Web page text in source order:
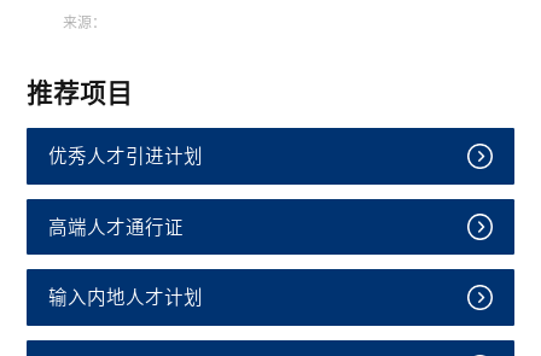
来源：
推荐项目
优秀人才引进计划
高端人才通行证
输入内地人才计划